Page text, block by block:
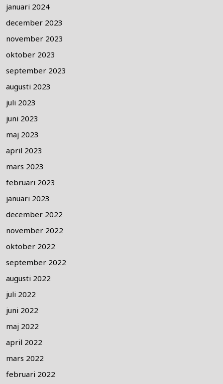
januari 2024
december 2023
november 2023
oktober 2023
september 2023
augusti 2023
juli 2023
juni 2023
maj 2023
april 2023
mars 2023
februari 2023
januari 2023
december 2022
november 2022
oktober 2022
september 2022
augusti 2022
juli 2022
juni 2022
maj 2022
april 2022
mars 2022
februari 2022